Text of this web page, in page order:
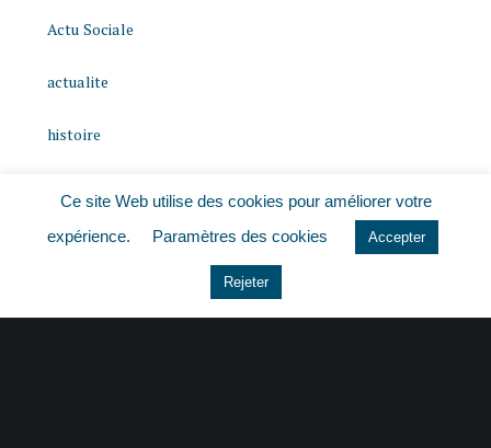
Actu Sociale
actualite
histoire
Non classé
Ce site Web utilise des cookies pour améliorer votre
expérience.
Paramètres des cookies Accepter
Rejeter